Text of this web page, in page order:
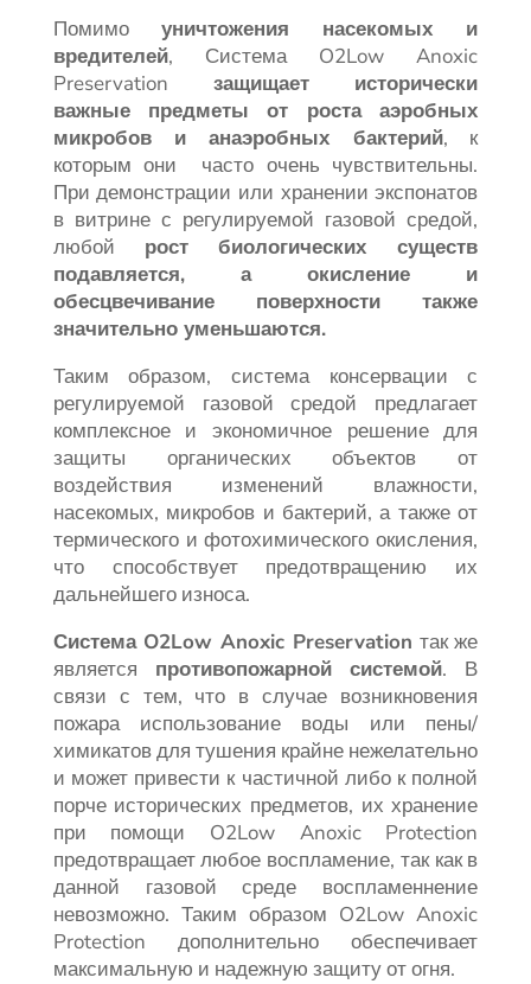
Помимо уничтожения насекомых и
вредителей, Система O2Low Anoxic
Preservation защищает исторически
важные предметы от роста аэробных
микробов и анаэробных бактерий, к
которым они часто очень чувствительны.
При демонстрации или хранении экспонатов
в витрине с регулируемой газовой средой,
любой рост биологических существ
подавляется, а окисление и
обесцвечивание поверхности также
значительно уменьшаются.
Таким образом, система консервации с
регулируемой газовой средой предлагает
комплексное и экономичное решение для
защиты органических объектов от
воздействия изменений влажности,
насекомых, микробов и бактерий, а также от
термического и фотохимического окисления,
что способствует предотвращению их
дальнейшего износа.
Система O2Low Anoxic Preservation так же
является противопожарной системой. В
связи с тем, что в случае возникновения
пожара использование воды или пены/
химикатов для тушения крайне нежелательно
и может привести к частичной либо к полной
порче исторических предметов, их хранение
при помощи O2Low Anoxic Protection
предотвращает любое воспламение, так как в
данной газовой среде воспламеннение
невозможно. Таким образом O2Low Anoxic
Protection дополнительно обеспечивает
максимальную и надежную защиту от огня.